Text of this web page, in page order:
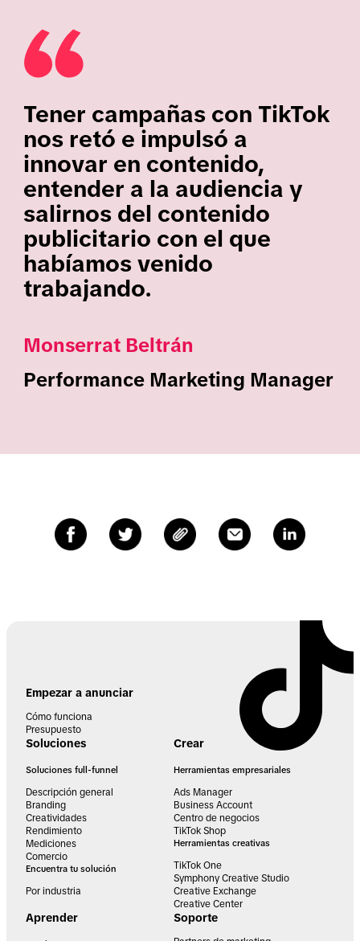
Tener campañas con TikTok
nos retó e impulsó a
innovar en contenido,
entender a la audiencia y
salirnos del contenido
publicitario con el que
habíamos venido
trabajando.
Monserrat Beltrán
Performance Marketing Manager
Empezar a anunciar
Cómo funciona
Presupuesto
Soluciones
Soluciones full-funnel
Descripción general
Branding
Creatividades
Rendimiento
Mediciones
Comercio
Encuentra tu solución
Por industria
Crear
Herramientas empresariales
Ads Manager
Business Account
Centro de negocios
TikTok Shop
Herramientas creativas
TikTok One
Symphony Creative Studio
Creative Exchange
Creative Center
Aprender Soporte